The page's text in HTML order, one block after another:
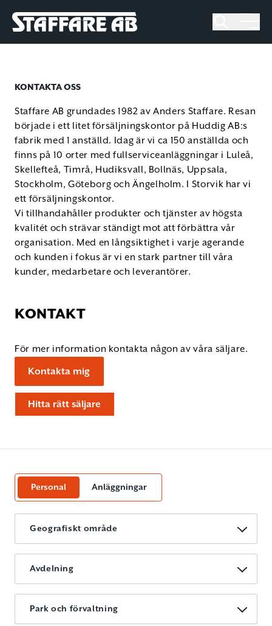
Staffare AB
KONTAKTA OSS
Staffare AB grundades 1982 av Anders Staffare. Resan
började i ett litet försäljningskontor på Huddig AB:s
fabrik med 1 anställd. Idag är vi ca 150 anställda och
finns på 10 orter med fullserviceanläggningar i Luleå,
Skellefteå, Timrå, Hudiksvall, Bollnäs, Uppsala,
Stockholm, Göteborg och Ängelholm. I Storvik har vi
ett försäljningskontor.
Vi tillhandahåller produkter och tjänster av högsta
kvalitét och strävar ständigt mot att förbättra vår
organisation. Med en långsiktighet i varje agerande
och kunden i fokus är vi en stark partner till våra
kunder, medarbetare och leverantörer.
KONTAKT
För mer information kontakta någon av våra säljare.
Kontakta mig
Hitta rätt säljare
Geografiskt område
Avdelning
Park och förvaltning
Personal Anläggningar